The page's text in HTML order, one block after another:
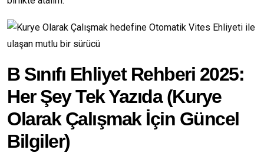
B Sınıfı Ehliyet Rehberi 2025:
Her Şey Tek Yazıda (Kurye
Olarak Çalışmak İçin Güncel
Bilgiler)